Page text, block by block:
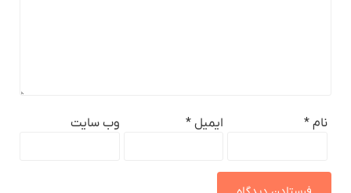
نام* ایمیل* وب‌ سایت